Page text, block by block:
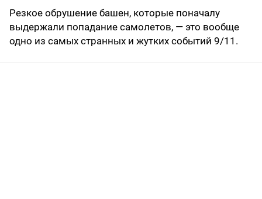
Резкое обрушение башен, которые поначалу
выдержали попадание самолетов, — это вообще
одно из самых странных и жутких событий 9/11.